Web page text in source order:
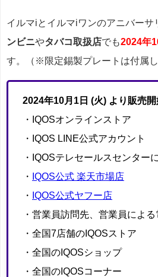
イルマiとイルマiワンのアニバーサ
ンビニやタバコ取扱店でも2024年
す。（※限定錫製プレートは付属し
2024年10月1日 (火) より販売開
・IQOSオンラインストア
・IQOS LINE公式アカウント
・IQOSテレセールスセンター
・ IQOS公式 楽天市場店
・ IQOS公式ヤフー店
・営業員訪問先、営業員によ
・全国7店舗のIQOSストア
・全国のIQOSショップ
・全国のIQOSコーナー